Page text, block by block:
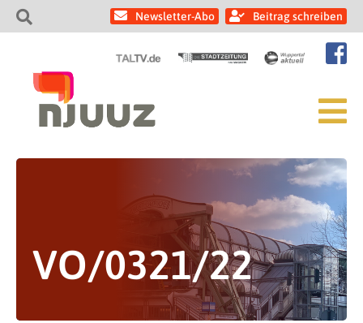
Newsletter-Abo Beitrag schreiben
VO/0321/22